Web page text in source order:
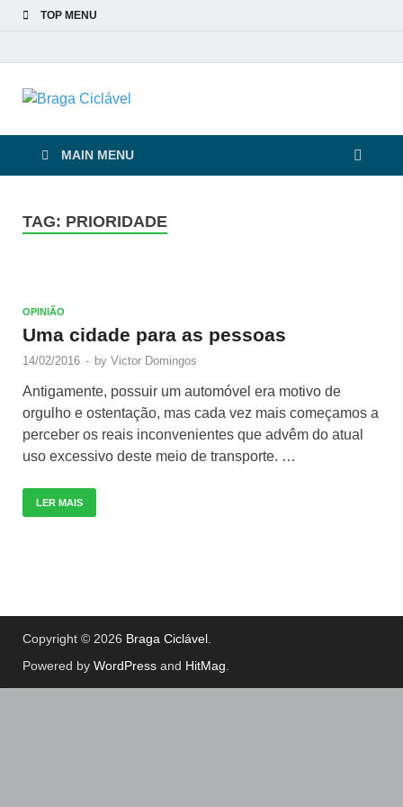
TOP MENU
Braga Ciclável
MAIN MENU
TAG: PRIORIDADE
OPINIÃO
Uma cidade para as pessoas
14/02/2016 - by Victor Domingos
Antigamente, possuir um automóvel era motivo de
orgulho e ostentação, mas cada vez mais começamos a
perceber os reais inconvenientes que advêm do atual
uso excessivo deste meio de transporte. …
LER MAIS
Copyright © 2026 Braga Ciclável
Powered by WordPress and HitMag